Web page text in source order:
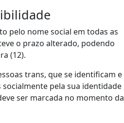
pelo nome social em todas as
o prazo alterado, podendo
(12).
trans, que se identificam e
pela sua identidade
ser marcada no momento da